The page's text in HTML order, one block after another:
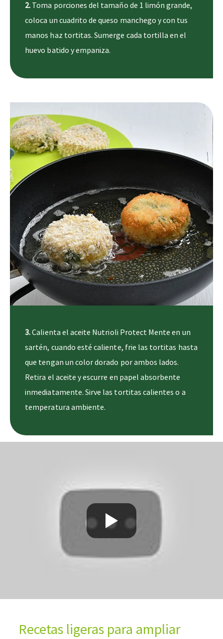
2. Toma porciones del tamaño de 1 limón grande,
coloca un cuadrito de queso manchego y con tus
manos haz tortitas. Sumerge cada tortilla en el
huevo batido y empaniza.
3.Calienta el aceite Nutrioli Protect Mente en un
sartén, cuando esté caliente, frie las tortitas hasta
que tengan un color dorado por ambos lados.
Retira el aceite y escurre en papel absorbente
inmediatamente. Sirve las tortitas calientes o a
temperatura ambiente.
Recetas ligeras para ampliar